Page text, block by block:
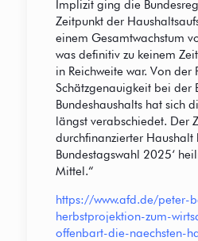
Implizit ging die
Zeitpunkt der
einem Gesamtwachstum
was definitiv zu keinem
in Reichweite war. Von der
Schätzgenauigkeit bei der
Bundeshaushalts hat sich
längst verabschiedet. Der
durchfinanzierter Haushalt
Bundestagswahl 2025‘
Mittel.“
https://www.afd.de/peter-
herbstprojektion-zum-
offenbart-die-naechsten-